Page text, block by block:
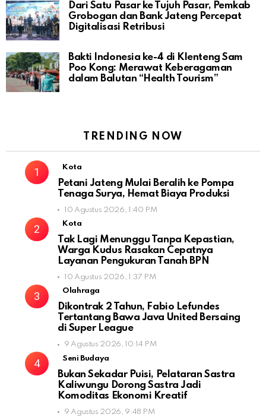
Dari Satu Pasar ke Tujuh Pasar, Pemkab
Grobogan dan Bank Jateng Percepat
Digitalisasi Retribusi
Bakti Indonesia ke-4 di Klenteng Sam
Poo Kong: Merawat Keberagaman
dalam Balutan “Health Tourism”
TRENDING NOW
Kota
Petani Jateng Mulai Beralih ke Pompa
Tenaga Surya, Hemat Biaya Produksi
10 Agustus 2026, 1:40 PM
Kota
Tak Lagi Menunggu Tanpa Kepastian,
Warga Kudus Rasakan Cepatnya
Layanan Pengukuran Tanah BPN
10 Agustus 2026, 1:37 PM
Olahraga
Dikontrak 2 Tahun, Fabio Lefundes
Tertantang Bawa Java United Bersaing
di Super League
9 Agustus 2026, 10:14 PM
Seni Budaya
Bukan Sekadar Puisi, Pelataran Sastra
Kaliwungu Dorong Sastra Jadi
Komoditas Ekonomi Kreatif
9 Agustus 2026, 9:48 PM